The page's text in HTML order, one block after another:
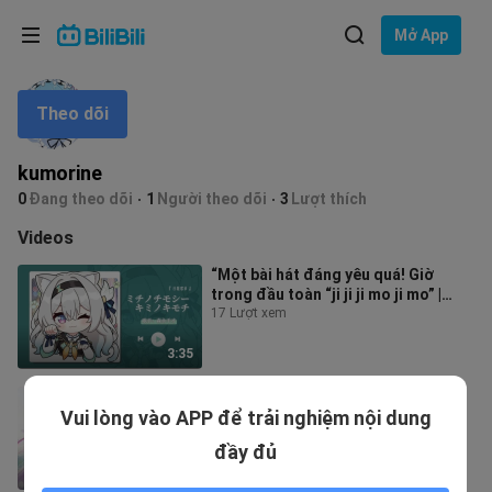
Mở App
kumorine
0Đang theo dõi 1 Người theo dõi 3 Lượt thích
Theo dõi
Videos
3:35
“Một bài hát đáng yêu quá! Giờ
trong đầu toàn “ji ji ji mo ji mo” |
“Michi no Chi Moshī Kimi no Kimo
17 Lượt xem
được nhìn thấy nụ cười của bạn"
"STYX HELIX" |
Ngôn ngữ: Tiếng Việt
Lựa chọn ngôn ngữ
English
ภาษาไทย
Tiếng Việt
Bahasa Melayu
Vui lòng vào APP để trải nghiệm nội dung
đầy đủ